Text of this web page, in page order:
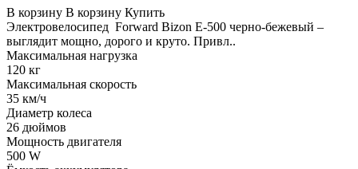
В корзину В корзину Купить
Электровелосипед Forward Bizon E-500 черно-бежевый –
выглядит мощно, дорого и круто. Привл..
Максимальная нагрузка
120 кг
Максимальная скорость
35 км/ч
Диаметр колеса
26 дюймов
Мощность двигателя
500 W